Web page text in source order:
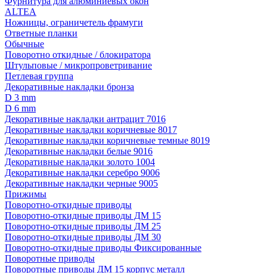
ALTEA
Ножницы, ограничетель фрамуги
Ответные планки
Обычные
Поворотно откидные / блокиратора
Штульповые / микропроветривание
Петлевая группа
Декоративные накладки бронза
D 3 mm
D 6 mm
Декоративные накладки антрацит 7016
Декоративные накладки коричневые 8017
Декоративные накладки коричневые темные 8019
Декоративные накладки белые 9016
Декоративные накладки золото 1004
Декоративные накладки серебро 9006
Декоративные накладки черные 9005
Прижимы
Поворотно-откидные приводы
Поворотно-откидные приводы ДМ 15
Поворотно-откидные приводы ДМ 25
Поворотно-откидные приводы ДМ 30
Поворотно-откидные приводы Фиксированные
Поворотные приводы
Поворотные приводы ДМ 15 корпус металл